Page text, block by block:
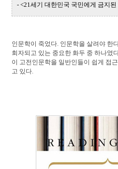
- <21세기 대한민국 국민에게 금지된
인문학이 죽었다. 인문학을 살려야 한
회자되고 있는 중요한 화두 중 하나였
이 고전인문학을 일반인들이 쉽게 접
고 있다.